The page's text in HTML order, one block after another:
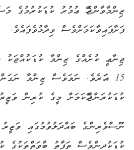
ޒިންމާވާންޖެހޭ ޢުމުރު ކުޑަކުރުމުގެ
ފަށާފައިވާކަމަށްވެސް ވިދާޅުވެފައެވެ.
ޖިނާޢީ ކުށެއްގެ ޒިންމާ ކުޑަކުއްޖަކު
ކުޑަކުރަންޖެހޭކަމަށް މީގެ ކުރިން
ކުޑަކުދިންވެސް ތަފާތު ބާވަތްތަކުގެ